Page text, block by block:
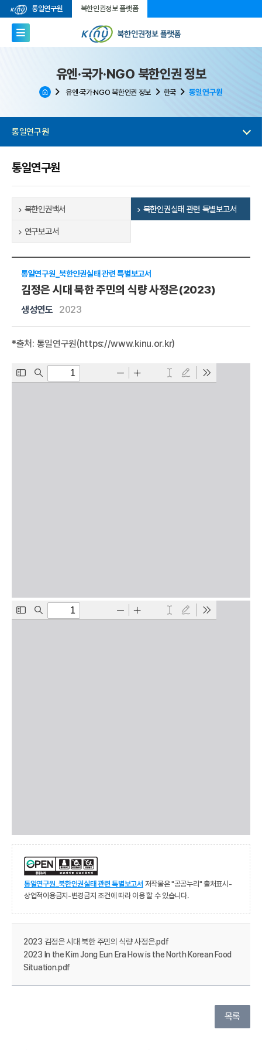
통일연구원 북한인권정보 플랫폼
유엔·국가·NGO 북한인권 정보
유엔·국가·NGO 북한인권 정보 한국 통일연구원
통일연구원
통일연구원
북한인권백서 북한인권실태 관련 특별보고서
연구보고서
통일연구원_북한인권실태 관련 특별보고서
김정은 시대 북한 주민의 식량 사정은(2023)
생성연도 2023
*출처: 통일연구원(https://www.kinu.or.kr)
통일연구원_북한인권실태 관련 특별보고서 저작물은 "공공누리" 출처표시-
상업적이용금지-변경금지 조건에 따라 이용 할 수 있습니다.
2023 김정은 시대 북한 주민의 식량 사정은.pdf
2023 In the Kim Jong Eun Era How is the North Korean Food
Situation.pdf
목록